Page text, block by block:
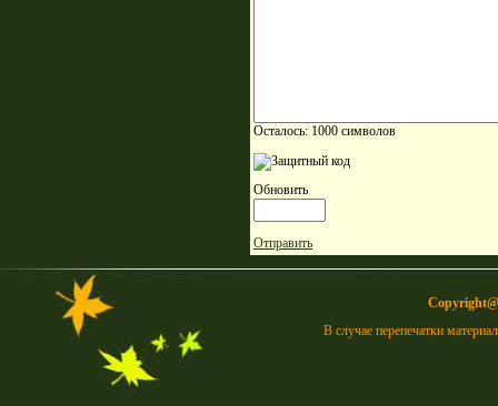
Осталось: 1000 символов
Обновить
Отправить
В случае перепечатки